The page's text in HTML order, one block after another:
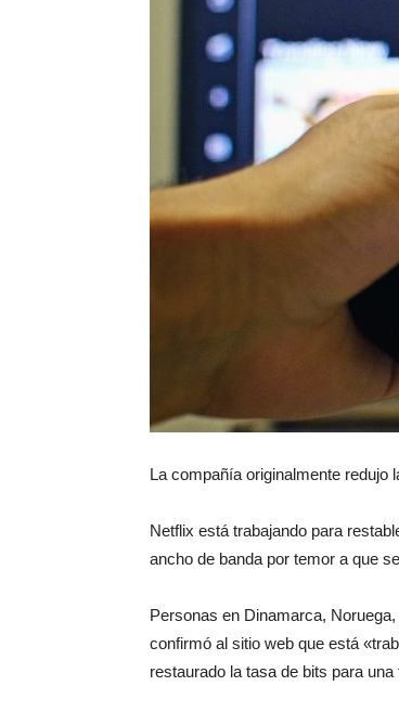
La compañía originalmente redujo
Netflix está trabajando para
ancho de banda por temor a que
Personas en Dinamarca,
confirmó al sitio web que está
restaurado la tasa de bits para